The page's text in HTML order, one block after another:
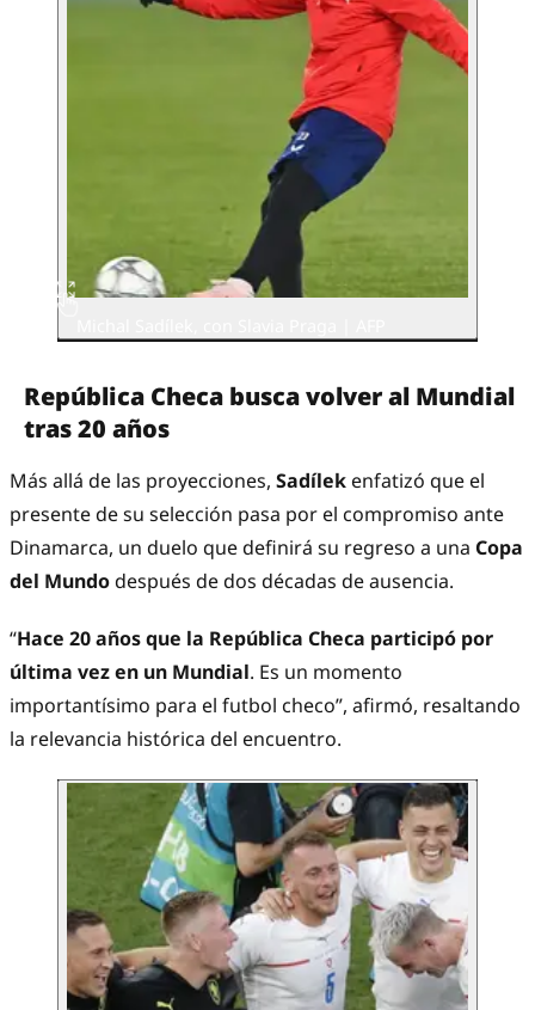
República Checa busca volver al Mundial
tras 20 años
Más allá de las proyecciones, Sadílek enfatizó que el
presente de su selección pasa por el compromiso ante
Dinamarca, un duelo que definirá su regreso a una Copa
del Mundodespués de dos décadas de ausencia.
“Hace 20 años que la República Checa participó por
última vez en un Mundial. Es un momento
importantísimo para el futbol checo”, afirmó, resaltando
la relevancia histórica del encuentro.